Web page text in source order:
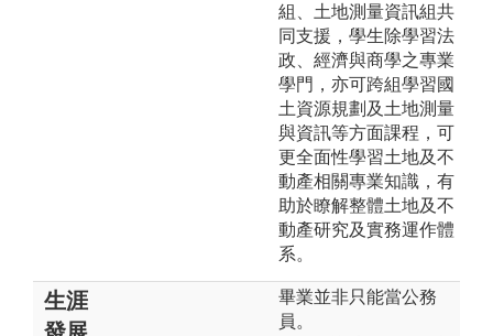
組、土地測量資訊組共
同支援，學生除學習法
政、經濟與商學之專業
學門，亦可跨組學習國
土資源規劃及土地測量
與資訊等方面課程，可
更全面性學習土地及不
動產相關專業知識，有
助於瞭解整體土地及不
動產研究及實務運作體
系。
生涯
畢業並非只能當公務
員。